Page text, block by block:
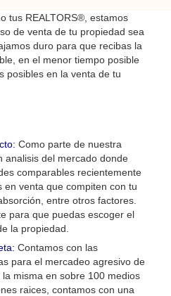
tus REALTORS®, estamos
de venta de tu propiedad sea
duro para que recibas la
en el menor tiempo posible
posibles en la venta de tu
Como parte de nuestra
analisis del mercado donde
comparables recientemente
en venta que compiten con tu
entre otros factores.
para que puedas escoger el
la propiedad.
Contamos con las
para el mercadeo agresivo de
misma en sobre 100 medios
raices, contamos con una